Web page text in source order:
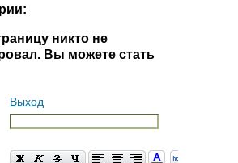
никто не
Вы можете стать
Выход